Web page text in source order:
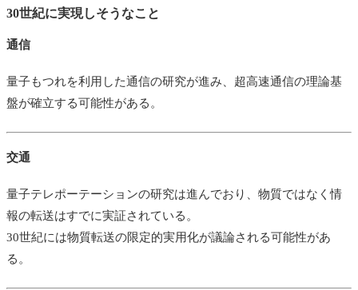
30世紀に実現しそうなこと
通信
量子もつれを利用した通信の研究が進み、超高速通信の理論基
盤が確立する可能性がある。
交通
量子テレポーテーションの研究は進んでおり、物質ではなく情
報の転送はすでに実証されている。
30世紀には物質転送の限定的実用化が議論される可能性があ
る。